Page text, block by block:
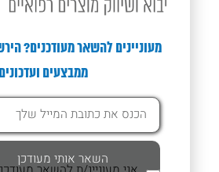
מעוניינים להשאר מעודכנים?
ממבצעים ועדכונים